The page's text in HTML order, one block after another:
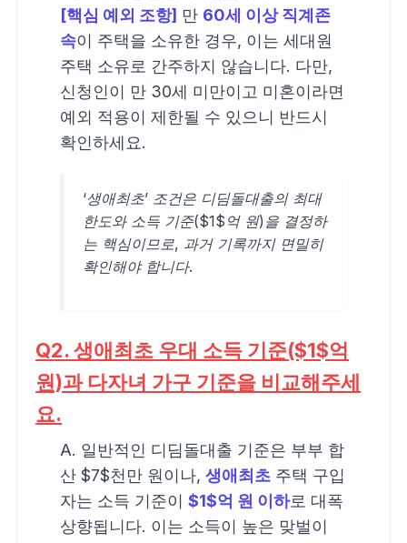
[핵심 예외 조항] 만 60세 이상 직계존
속이 주택을 소유한 경우, 이는 세대원
주택 소유로 간주하지 않습니다. 다만,
신청인이 만 30세 미만이고 미혼이라면
예외 적용이 제한될 수 있으니 반드시
확인하세요.
‘생애최초’ 조건은 디딤돌대출의 최대
한도와 소득 기준($1$억 원)을 결정하
는 핵심이므로, 과거 기록까지 면밀히
확인해야 합니다.
Q2. 생애최초 우대 소득 기준($1$억
원)과 다자녀 가구 기준을 비교해주세
요.
A. 일반적인 디딤돌대출 기준은 부부 합
산 $7$천만 원이나,생애최초 주택 구입
자는 소득 기준이$1$억 원 이하로 대폭
상향됩니다. 이는 소득이 높은 맞벌이